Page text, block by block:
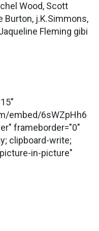
Wood, Scott
Burton, j.K.Simmons,
Fleming gibi
embed/6sWZpHh6
frameborder="0"
clipboard-write;
in-picture"